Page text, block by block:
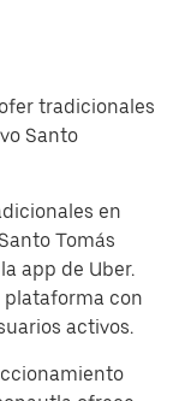
tradicionales
Santo
en
Tomás
app de Uber.
plataforma con
activos.